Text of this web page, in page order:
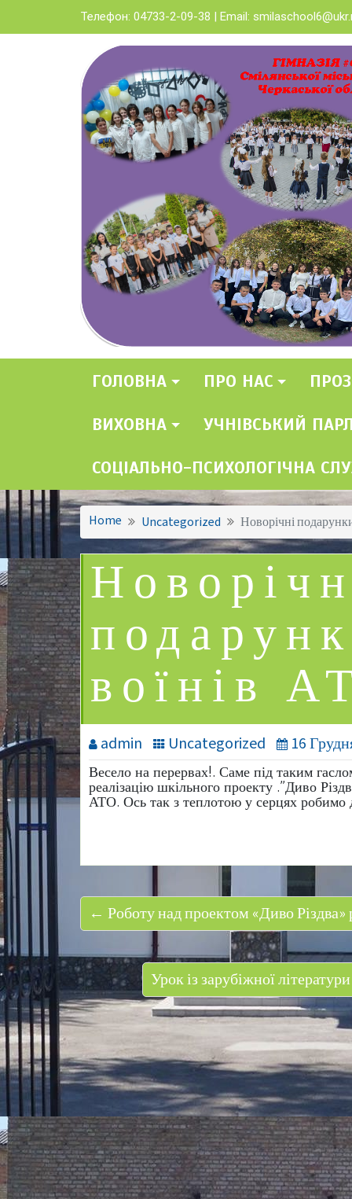
to
Телефон: 04733-2-09-38 | Email:
ГОЛОВНА ПРО НАС
ВИХОВНА УЧНІВСЬКИЙ
СОЦІАЛЬНО-ПСИХОЛОГІЧНА
Home Uncategorized Новорічні
воїнів
admin Uncategorized 16
Весело на перервах!. Саме під таким
реалізацію шкільного проекту .”Диво
АТО. Ось так з теплотою у серцях робимо
← Роботу над проектом «Диво Різдва»
Урок із зарубіжної